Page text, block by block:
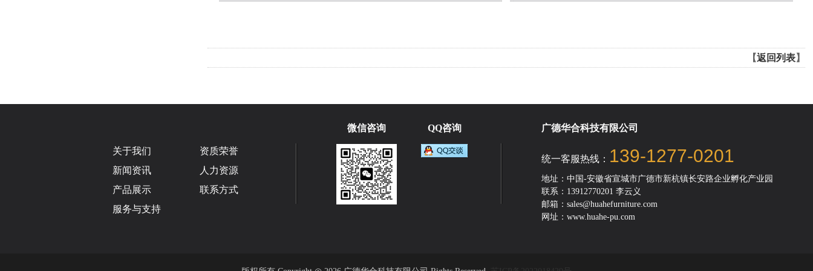
【返回列表】
关于我们
资质荣誉
新闻资讯
人力资源
产品展示
联系方式
服务与支持
微信咨询 QQ咨询 广德华合科技有限公司
统一客服热线： 139-1277-0201
地址：中国-安徽省宣城市广德市新杭镇长安路企业孵化产业园
联系：13912770201 李云义
邮箱：sales@huahefurniture.com
网址：www.huahe-pu.com